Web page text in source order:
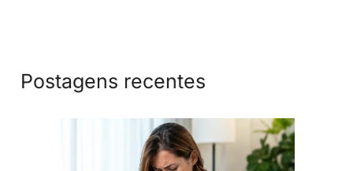
Postagens recentes